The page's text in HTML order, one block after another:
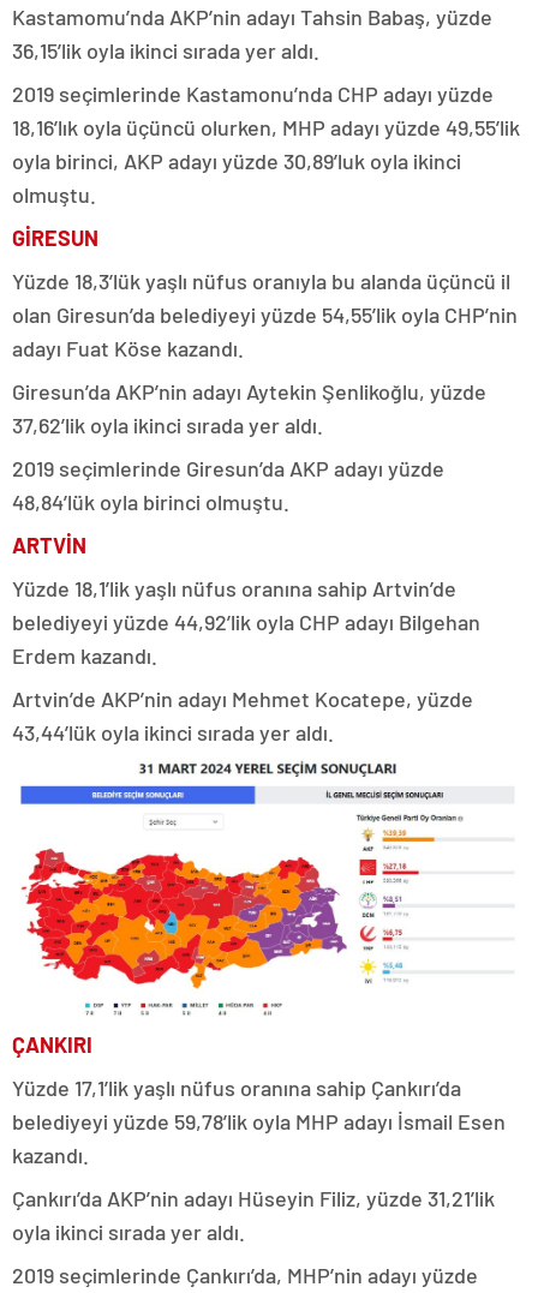
Kastamomu’nda AKP’nin adayı Tahsin Babaş, yüzde
36,15’lik oyla ikinci sırada yer aldı.
2019 seçimlerinde Kastamonu’nda CHP adayı yüzde
18,16’lık oyla üçüncü olurken, MHP adayı yüzde 49,55’lik
oyla birinci, AKP adayı yüzde 30,89’luk oyla ikinci
olmuştu.
GİRESUN
Yüzde 18,3’lük yaşlı nüfus oranıyla bu alanda üçüncü il
olan Giresun’da belediyeyi yüzde 54,55’lik oyla CHP’nin
adayı Fuat Köse kazandı.
Giresun’da AKP’nin adayı Aytekin Şenlikoğlu, yüzde
37,62’lik oyla ikinci sırada yer aldı.
2019 seçimlerinde Giresun’da AKP adayı yüzde
48,84’lük oyla birinci olmuştu.
ARTVİN
Yüzde 18,1’lik yaşlı nüfus oranına sahip Artvin’de
belediyeyi yüzde 44,92’lik oyla CHP adayı Bilgehan
Erdem kazandı.
Artvin’de AKP’nin adayı Mehmet Kocatepe, yüzde
43,44’lük oyla ikinci sırada yer aldı.
ÇANKIRI
Yüzde 17,1’lik yaşlı nüfus oranına sahip Çankırı’da
belediyeyi yüzde 59,78’lik oyla MHP adayı İsmail Esen
kazandı.
Çankırı’da AKP’nin adayı Hüseyin Filiz, yüzde 31,21’lik
oyla ikinci sırada yer aldı.
2019 seçimlerinde Çankırı’da, MHP’nin adayı yüzde